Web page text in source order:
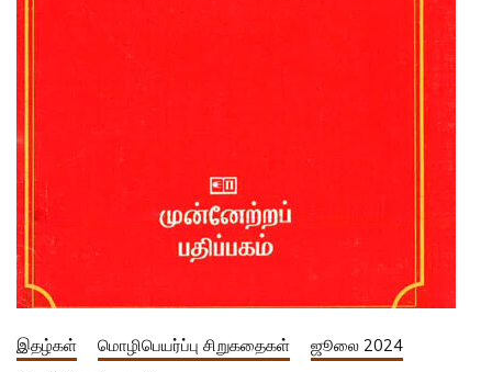
இதழ்கள் மொழிபெயர்ப்பு சிறுகதைகள் ஜூலை 2024